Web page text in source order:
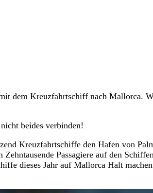
dem Kreuzfahrtschiff nach Mallorca.
beides verbinden!
Kreuzfahrtschiffe den Hafen von
Zehntausende Passagiere auf den
dieses Jahr auf Mallorca Halt